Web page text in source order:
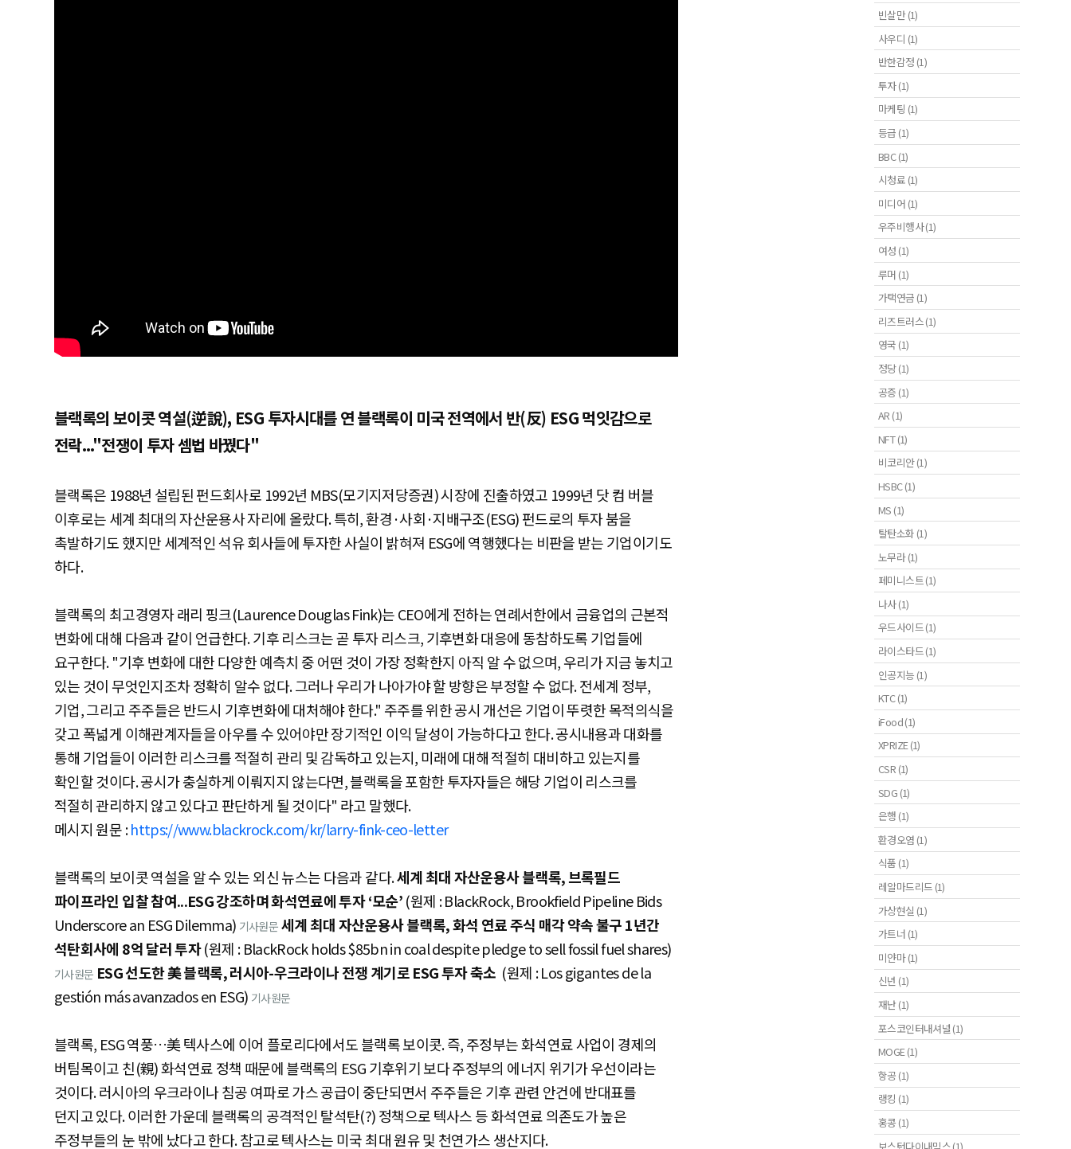
블랙록의 보이콧 역설(逆說), ESG 투자시대를 연 블랙록이 미국 전역에서 반(反) ESG 먹잇감으로
전락..."전쟁이 투자 셈법 바꿨다"
블랙록은 1988년 설립된 펀드회사로 1992년 MBS(모기지저당증권) 시장에 진출하였고 1999년 닷 컴 버블
이후로는 세계 최대의 자산운용사 자리에 올랐다. 특히, 환경·사회·지배구조(ESG) 펀드로의 투자 붐을
촉발하기도 했지만 세계적인 석유 회사들에 투자한 사실이 밝혀져 ESG에 역행했다는 비판을 받는 기업이기도
하다.
블랙록의 최고경영자 래리 핑크(Laurence Douglas Fink)는 CEO에게 전하는 연례서한에서 금융업의 근본적
변화에 대해 다음과 같이 언급한다. 기후 리스크는 곧 투자 리스크, 기후변화 대응에 동참하도록 기업들에
요구한다. "기후 변화에 대한 다양한 예측치 중 어떤 것이 가장 정확한지 아직 알 수 없으며, 우리가 지금 놓치고
있는 것이 무엇인지조차 정확히 알수 없다. 그러나 우리가 나아가야 할 방향은 부정할 수 없다. 전세계 정부,
기업, 그리고 주주들은 반드시 기후변화에 대처해야 한다." 주주를 위한 공시 개선은 기업이 뚜렷한 목적의식을
갖고 폭넓게 이해관계자들을 아우를 수 있어야만 장기적인 이익 달성이 가능하다고 한다. 공시내용과 대화를
통해 기업들이 이러한 리스크를 적절히 관리 및 감독하고 있는지, 미래에 대해 적절히 대비하고 있는지를
확인할 것이다. 공시가 충실하게 이뤄지지 않는다면, 블랙록을 포함한 투자자들은 해당 기업이 리스크를
적절히 관리하지 않고 있다고 판단하게 될 것이다" 라고 말했다.
메시지 원문 :https://www.blackrock.com/kr/larry-fink-ceo-letter
블랙록의 보이콧 역설을 알 수 있는 외신 뉴스는 다음과 같다.세계 최대 자산운용사 블랙록, 브록필드
파이프라인 입찰 참여...ESG 강조하며 화석연료에 투자 ‘모순’(원제 : BlackRock, Brookfield Pipeline Bids
Underscore an ESG Dilemma) 기사원문 세계 최대 자산운용사 블랙록, 화석 연료 주식 매각 약속 불구 1년간
석탄회사에 8억 달러 투자(원제 : BlackRock holds $85bn in coal despite pledge to sell fossil fuel shares)
기사원문 ESG 선도한 美 블랙록, 러시아-우크라이나 전쟁 계기로 ESG 투자 축소 (원제 : Los gigantes de la
gestión más avanzados en ESG) 기사원문
블랙록, ESG 역풍…美 텍사스에 이어 플로리다에서도 블랙록 보이콧. 즉, 주정부는 화석연료 사업이 경제의
버팀목이고 친(親) 화석연료 정책 때문에 블랙록의 ESG 기후위기 보다 주정부의 에너지 위기가 우선이라는
것이다. 러시아의 우크라이나 침공 여파로 가스 공급이 중단되면서 주주들은 기후 관련 안건에 반대표를
던지고 있다. 이러한 가운데 블랙록의 공격적인 탈석탄(?) 정책으로 텍사스 등 화석연료 의존도가 높은
주정부들의 눈 밖에 났다고 한다. 참고로 텍사스는 미국 최대 원유 및 천연가스 생산지다.
빈살만 (1)
사우디 (1)
반한감정 (1)
투자 (1)
마케팅 (1)
등급 (1)
BBC (1)
시청료 (1)
미디어 (1)
우주비행사 (1)
여성 (1)
루머 (1)
가택연금 (1)
리즈트러스 (1)
영국 (1)
정당 (1)
공증 (1)
AR (1)
NFT (1)
비코리안 (1)
HSBC (1)
MS (1)
탈탄소화 (1)
노무라 (1)
페미니스트 (1)
나사 (1)
우드사이드 (1)
라이스타드 (1)
인공지능 (1)
KTC (1)
iFood (1)
XPRIZE (1)
CSR (1)
SDG (1)
은행 (1)
환경오염 (1)
식품 (1)
레알마드리드 (1)
가상현실 (1)
가트너 (1)
미얀마 (1)
신년 (1)
재난 (1)
포스코인터내셔널 (1)
MOGE (1)
항공 (1)
랭킹 (1)
홍콩 (1)
보스턴다이내믹스 (1)